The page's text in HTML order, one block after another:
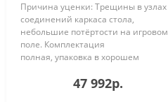
Причина уценки: Трещины в узлах
соединений каркаса стола,
небольшие потёртости на игровом
поле. Комплектация
полная, упаковка в хорошем
47 992р.